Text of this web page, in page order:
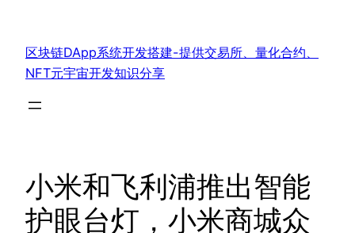
区块链DApp系统开发搭建-提供交易所、量化合约、
NFT元宇宙开发知识分享
小米和飞利浦推出智能
护眼台灯，小米商城众